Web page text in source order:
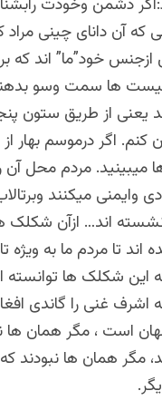
دشمن وخودت
آن دانای چینی
خود”ما” اند که
ها سمت وسو
یعنی از طریق ستون
اگر درموسم بهار
مردم محل آن
وایمنی میکنند
اند… ازآن شکلک
تا مردم ما به ویژه
شکلک ها توانسته
غنی را گاندی
است ، مگر همان ها
مگر همان ها نبودند